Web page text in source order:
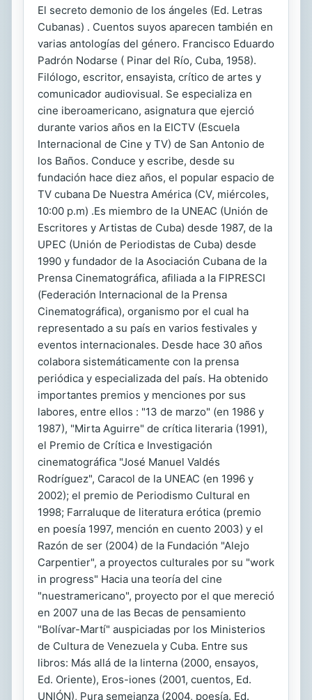
El secreto demonio de los ángeles (Ed. Letras
Cubanas) . Cuentos suyos aparecen también en
varias antologías del género. Francisco Eduardo
Padrón Nodarse ( Pinar del Río, Cuba, 1958).
Filólogo, escritor, ensayista, crítico de artes y
comunicador audiovisual. Se especializa en
cine iberoamericano, asignatura que ejerció
durante varios años en la EICTV (Escuela
Internacional de Cine y TV) de San Antonio de
los Baños. Conduce y escribe, desde su
fundación hace diez años, el popular espacio de
TV cubana De Nuestra América (CV, miércoles,
10:00 p.m) .Es miembro de la UNEAC (Unión de
Escritores y Artistas de Cuba) desde 1987, de la
UPEC (Unión de Periodistas de Cuba) desde
1990 y fundador de la Asociación Cubana de la
Prensa Cinematográfica, afiliada a la FIPRESCI
(Federación Internacional de la Prensa
Cinematográfica), organismo por el cual ha
representado a su país en varios festivales y
eventos internacionales. Desde hace 30 años
colabora sistemáticamente con la prensa
periódica y especializada del país. Ha obtenido
importantes premios y menciones por sus
labores, entre ellos : "13 de marzo" (en 1986 y
1987), "Mirta Aguirre" de crítica literaria (1991),
el Premio de Crítica e Investigación
cinematográfica "José Manuel Valdés
Rodríguez", Caracol de la UNEAC (en 1996 y
2002); el premio de Periodismo Cultural en
1998; Farraluque de literatura erótica (premio
en poesía 1997, mención en cuento 2003) y el
Razón de ser (2004) de la Fundación "Alejo
Carpentier", a proyectos culturales por su "work
in progress" Hacia una teoría del cine
"nuestramericano", proyecto por el que mereció
en 2007 una de las Becas de pensamiento
"Bolívar-Martí" auspiciadas por los Ministerios
de Cultura de Venezuela y Cuba. Entre sus
libros: Más allá de la linterna (2000, ensayos,
Ed. Oriente), Eros-iones (2001, cuentos, Ed.
UNIÓN), Pura semejanza (2004, poesía. Ed.